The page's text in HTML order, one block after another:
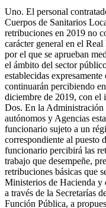
Uno. El personal
Cuerpos de Sanitarios
retribuciones en 2019 no
carácter general en el
por el que se aprueban
el ámbito del sector
establecidas
continuarán percibiendo
diciembre de 2019, con el
Dos. En la Administración
autónomos y Agencias
funcionario sujeto a un
correspondiente al puesto
funcionario percibirá las
trabajo que desempeñe,
retribuciones básicas que
Ministerios de Hacienda
a través de la Secretarías
Función Pública, a